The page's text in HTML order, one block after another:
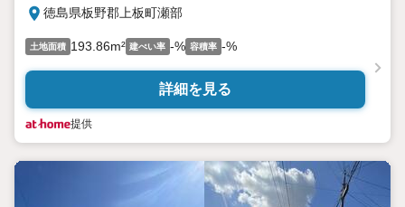
徳島県板野郡上板町瀬部
土地面積 193.86m² 建ぺい率 -% 容積率 -%
詳細を見る
提供